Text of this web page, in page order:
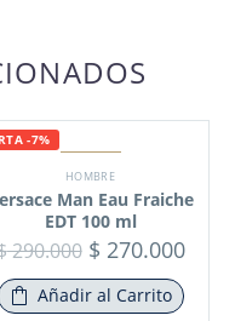
-7%
HOMBRE
Man Eau Fraiche
EDT 100 ml
290.000 $ 270.000
Añadir al Carrito